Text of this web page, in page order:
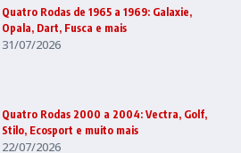
Quatro Rodas de 1965 a 1969: Galaxie,
Opala, Dart, Fusca e mais
31/07/2026
Quatro Rodas 2000 a 2004: Vectra, Golf,
Stilo, Ecosport e muito mais
22/07/2026